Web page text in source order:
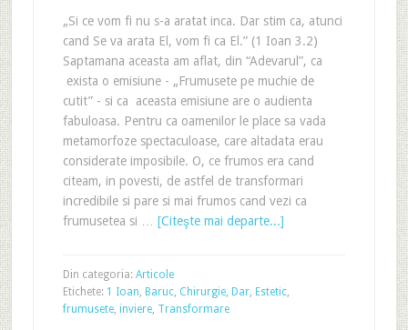
„Si ce vom fi nu s-a aratat inca. Dar stim ca, atunci
cand Se va arata El, vom fi ca El.” (1 Ioan 3.2)
Saptamana aceasta am aflat, din “Adevarul”, ca
exista o emisiune - „Frumusete pe muchie de
cutit” - si ca aceasta emisiune are o audienta
fabuloasa. Pentru ca oamenilor le place sa vada
metamorfoze spectaculoase, care altadata erau
considerate imposibile. O, ce frumos era cand
citeam, in povesti, de astfel de transformari
incredibile si pare si mai frumos cand vezi ca
frumusetea si … [Citeşte mai departe...]
Din categoria: Articole
Etichete: 1 Ioan, Baruc, Chirurgie, Dar, Estetic,
frumusete, inviere, Transformare